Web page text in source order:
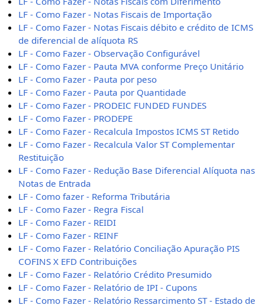
LF - Como Fazer - Notas Fiscais de Importação
LF - Como Fazer - Notas Fiscais débito e crédito de ICMS
de diferencial de alíquota RS
LF - Como Fazer - Observação Configurável
LF - Como Fazer - Pauta MVA conforme Preço Unitário
LF - Como Fazer - Pauta por peso
LF - Como Fazer - Pauta por Quantidade
LF - Como Fazer - PRODEIC FUNDED FUNDES
LF - Como Fazer - PRODEPE
LF - Como Fazer - Recalcula Impostos ICMS ST Retido
LF - Como Fazer - Recalcula Valor ST Complementar
Restituição
LF - Como Fazer - Redução Base Diferencial Alíquota nas
Notas de Entrada
LF - Como fazer - Reforma Tributária
LF - Como Fazer - Regra Fiscal
LF - Como Fazer - REIDI
LF - Como Fazer - REINF
LF - Como Fazer - Relatório Conciliação Apuração PIS
COFINS X EFD Contribuições
LF - Como Fazer - Relatório Crédito Presumido
LF - Como Fazer - Relatório de IPI - Cupons
LF - Como Fazer - Relatório Ressarcimento ST - Estado de